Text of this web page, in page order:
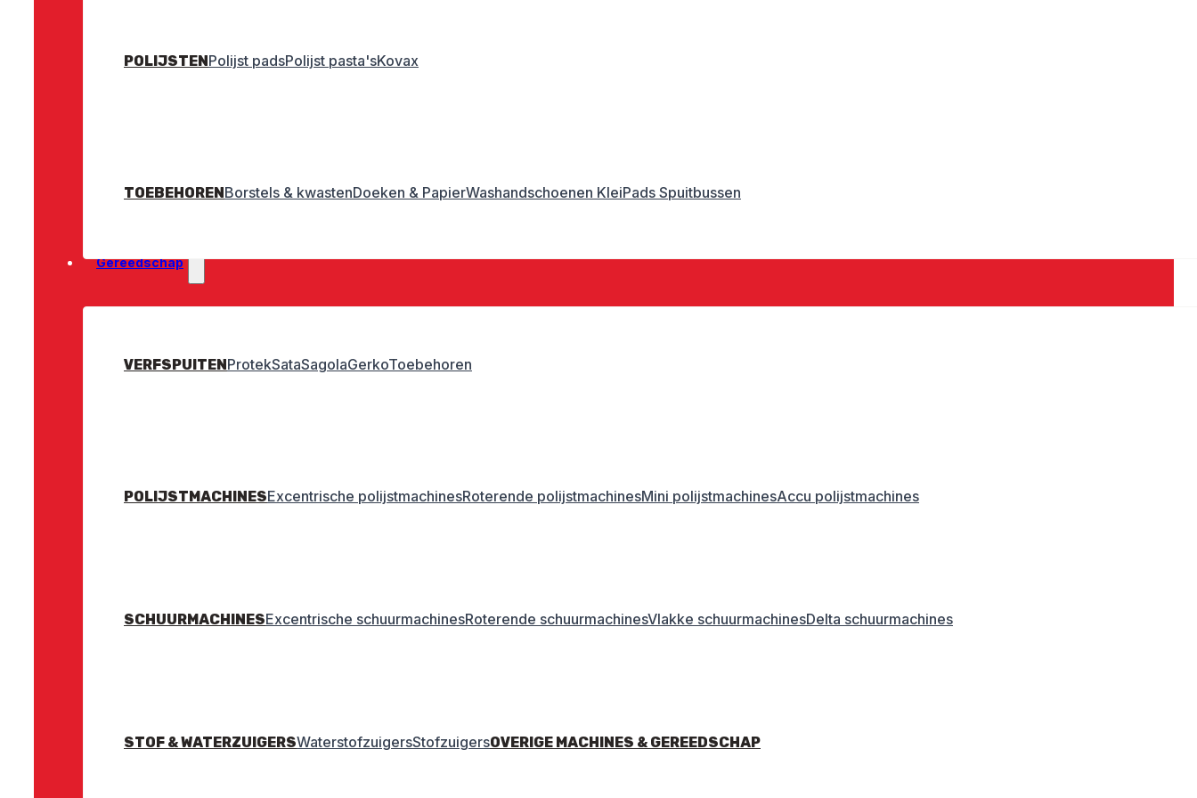
POLIJSTENPolijst padsPolijst pasta'sKovax
TOEBEHORENBorstels & kwastenDoeken & PapierWashandschoenen KleiPads Spuitbussen
Gereedschap
VERFSPUITENProtekSataSagolaGerkoToebehoren
POLIJSTMACHINESExcentrische polijstmachinesRoterende polijstmachinesMini polijstmachinesAccu polijstmachines
SCHUURMACHINESExcentrische schuurmachinesRoterende schuurmachinesVlakke schuurmachinesDelta schuurmachines
STOF & WATERZUIGERSWaterstofzuigersStofzuigersOVERIGE MACHINES & GEREEDSCHAP